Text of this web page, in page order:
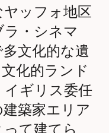
ッフォ地区
・シネマ
文化的な遺
化的ランド
イギリス委任
築家エリア
て建てら